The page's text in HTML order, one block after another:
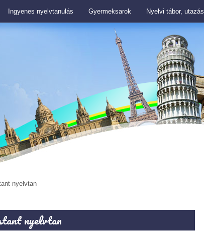
Ingyenes nyelvtanulás Gyermeksarok Nyelvi tábor, utazás
nyelvtan
nyelvtan